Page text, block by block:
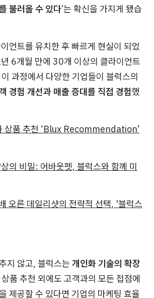
불러올 수 있다’는 확신을 가지게 됐습
언트를 유치한 후 빠르게 현실이 되었
6개월 만에 30개 이상의 클라이언트
과정에서 다양한 기업들이 블럭스의
경험 개선과 매출 증대를 직접 경험했
상품 추천 ‘Blux Recommendation’
의 비밀: 어바웃펫, 블럭스와 함께 미
오른 데일리샷의 전략적 선택, '블럭스
지 않고, 블럭스는 개인화 기술의 확장
품 추천 외에도 고객과의 모든 접점에
제공할 수 있다면 기업의 마케팅 효율